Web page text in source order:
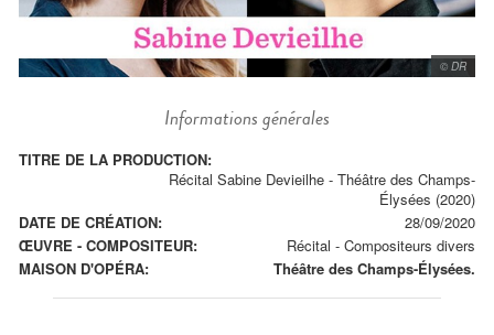
© DR
Informations générales
TITRE DE LA PRODUCTION:
Récital Sabine Devieilhe - Théâtre des Champs-
Élysées (2020)
DATE DE CRÉATION:
28/09/2020
ŒUVRE - COMPOSITEUR:
Récital - Compositeurs divers
MAISON D'OPÉRA:
Théâtre des Champs-Élysées.